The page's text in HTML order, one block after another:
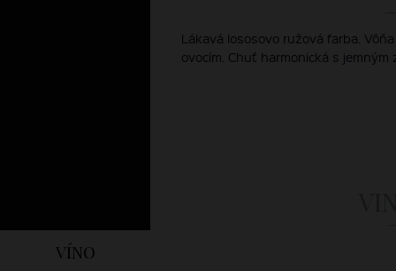
víno
Lákavá lososovo ružová farba.
ovocím. Chuť harmonická s jemným